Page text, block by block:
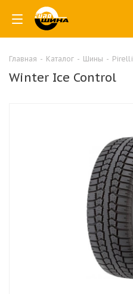
Главная - Каталог - Шины - Pirelli
Winter Ice Control